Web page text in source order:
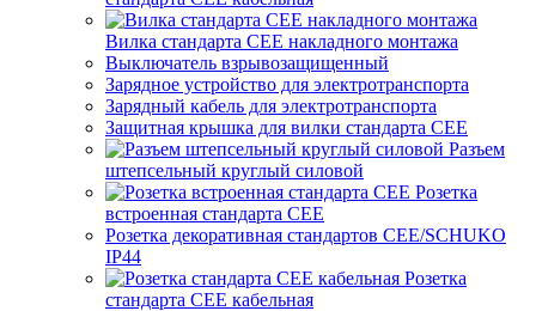
Вилка стандарта CEE накладного монтажа
Выключатель взрывозащищенный
Зарядное устройство для электротранспорта
Зарядный кабель для электротранспорта
Защитная крышка для вилки стандарта CEE
Разъем
штепсельный круглый силовой
Розетка
встроенная стандарта CEE
Розетка декоративная стандартов CEE/SCHUKO
IP44
Розетка
стандарта СЕЕ кабельная